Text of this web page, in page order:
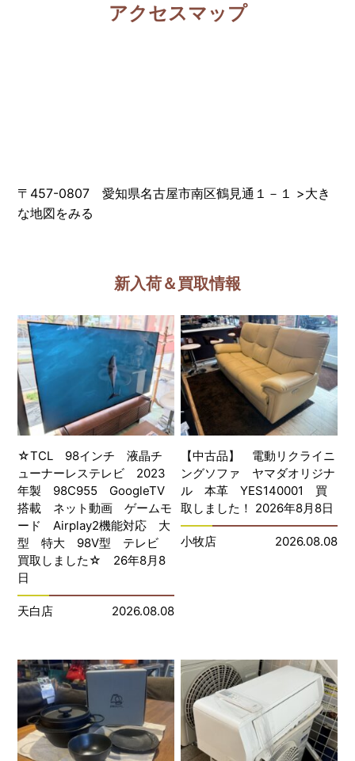
アクセスマップ
〒457-0807 愛知県名古屋市南区鶴見通１－１ >大き
な地図をみる
新入荷＆買取情報
☆TCL 98インチ 液晶チ
ューナーレステレビ 2023
年製 98C955 GoogleTV
搭載 ネット動画 ゲームモ
ード Airplay2機能対応 大
型 特大 98V型 テレビ
買取しました☆ 26年8月8
日
天白店 2026.08.08
【中古品】 電動リクライニ
ングソファ ヤマダオリジナ
ル 本革 YES140001 買
取しました！ 2026年8月8日
小牧店 2026.08.08